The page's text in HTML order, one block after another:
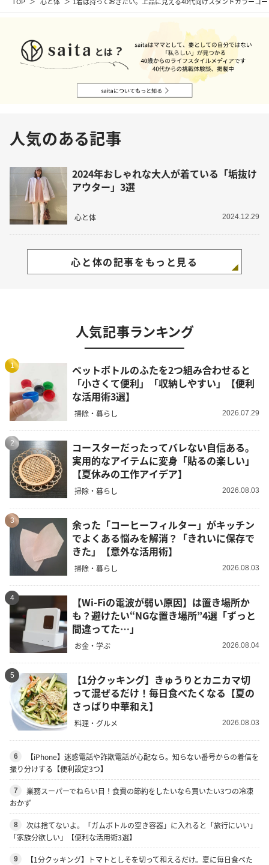
人気のある記事
2024年おしゃれな大人が着ている「垢抜け
アウター」3選
心と体 2024.12.29
心と体の記事をもっと見る
人気記事ランキング
1
ペットボトルのふたを2つ組み合わせると
「小さくて便利」「収納しやすい」【便利
な活用術3選】
掃除・暮らし 2026.07.29
2
コースターだったってバレない自信ある。
実用的なアイテムに変身「貼るの楽しい」
【夏休みの工作アイデア】
掃除・暮らし 2026.08.03
3
余った「コーヒーフィルター」がキッチン
でよくある悩みを解消？「きれいに保存で
きた」【意外な活用術】
掃除・暮らし 2026.08.03
4
【Wi-Fiの電波が弱い原因】は置き場所か
も？避けたい“NGな置き場所”4選「ずっと
間違ってた…」
お金・学ぶ 2026.08.04
5
【1分クッキング】きゅうりとカニカマ切
って混ぜるだけ！毎日食べたくなる【夏の
さっぱり中華和え】
料理・グルメ 2026.08.03
6
【iPhone】迷惑電話や詐欺電話が心配なら。知らない番号からの着信を
振り分けする【便利設定3つ】
7
業務スーパーでねらい目！食費の節約をしたいなら買いたい3つの冷凍
おかず
8
次は捨てないよ。「ガムボトルの空き容器」に入れると「旅行にいい」
「家族分欲しい」【便利な活用術3選】
9
【1分クッキング】トマトとしそを切って和えるだけ。夏に毎日食べた